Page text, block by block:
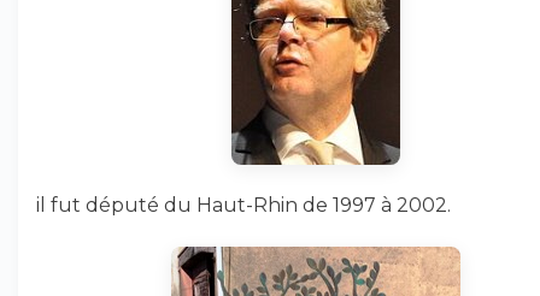
il fut député du Haut-Rhin de 1997 à 2002.